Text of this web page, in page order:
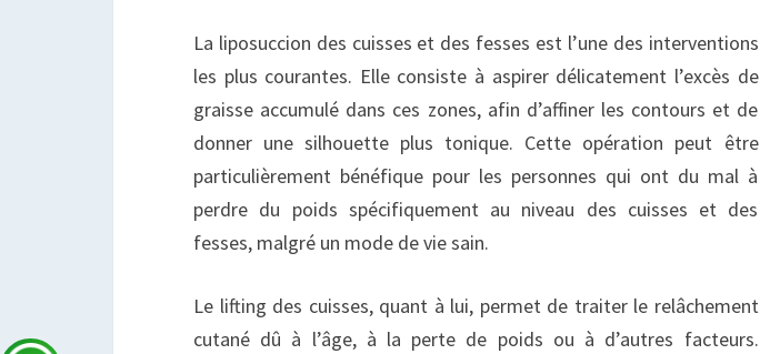
La liposuccion des cuisses et des fesses est l’une des interventions
les plus courantes. Elle consiste à aspirer délicatement l’excès de
graisse accumulé dans ces zones, afin d’affiner les contours et de
donner une silhouette plus tonique. Cette opération peut être
particulièrement bénéfique pour les personnes qui ont du mal à
perdre du poids spécifiquement au niveau des cuisses et des
fesses, malgré un mode de vie sain.
Le lifting des cuisses, quant à lui, permet de traiter le relâchement
cutané dû à l’âge, à la perte de poids ou à d’autres facteurs.